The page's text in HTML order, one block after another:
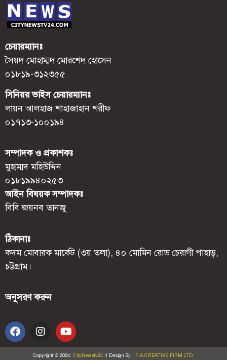
চেয়ারম্যানঃ
সৈয়দ মোহাম্মদ মোরশেদ হোসেন
০১৮১৯-৩১২৩৫৫
সিনিয়র ভাইস চেয়ারম্যানঃ
লায়ন আলহাজ শাহাজাহান শরীফ
০১৭১৩-১০০১৯৪
সম্পাদক ও প্রকাশকঃ
মুহাম্মদ মহিউদ্দিন
০১৮১৯৯৪০২৫৩
আইন বিষয়ক সম্পাদকঃ
বিবি জয়নব তানজু
ঠিকানাঃ
কদম মোবারক মার্কেট (৩য় তলা), ৪০ মোমিন রোড চেরাগী পাহাড়,
চট্টগ্রাম।
অনুসরণ করুন
Copyright © 2024: CityNewstv24 II Design By : F.A.CREATIVE FIRM LTD.